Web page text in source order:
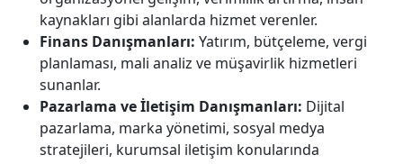
kaynakları gibi alanlarda hizmet verenler.
Finans Danışmanları: Yatırım, bütçeleme, vergi
planlaması, mali analiz ve müşavirlik hizmetleri
sunanlar.
Pazarlama ve İletişim Danışmanları: Dijital
pazarlama, marka yönetimi, sosyal medya
stratejileri, kurumsal iletişim konularında